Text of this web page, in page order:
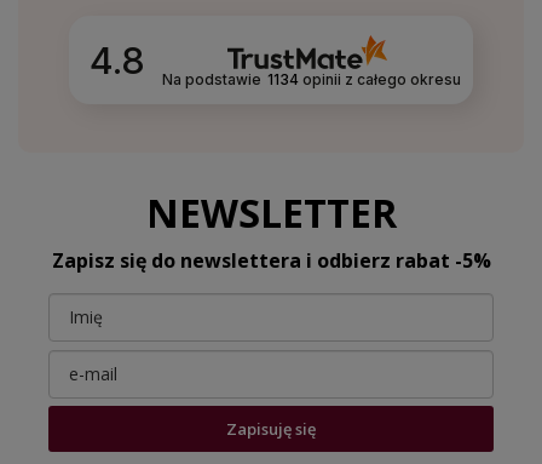
4.8 Na podstawie 1134opinii z całego okresu
NEWSLETTER
Zapisz się do newslettera i odbierz rabat -5%
Zapisuję się